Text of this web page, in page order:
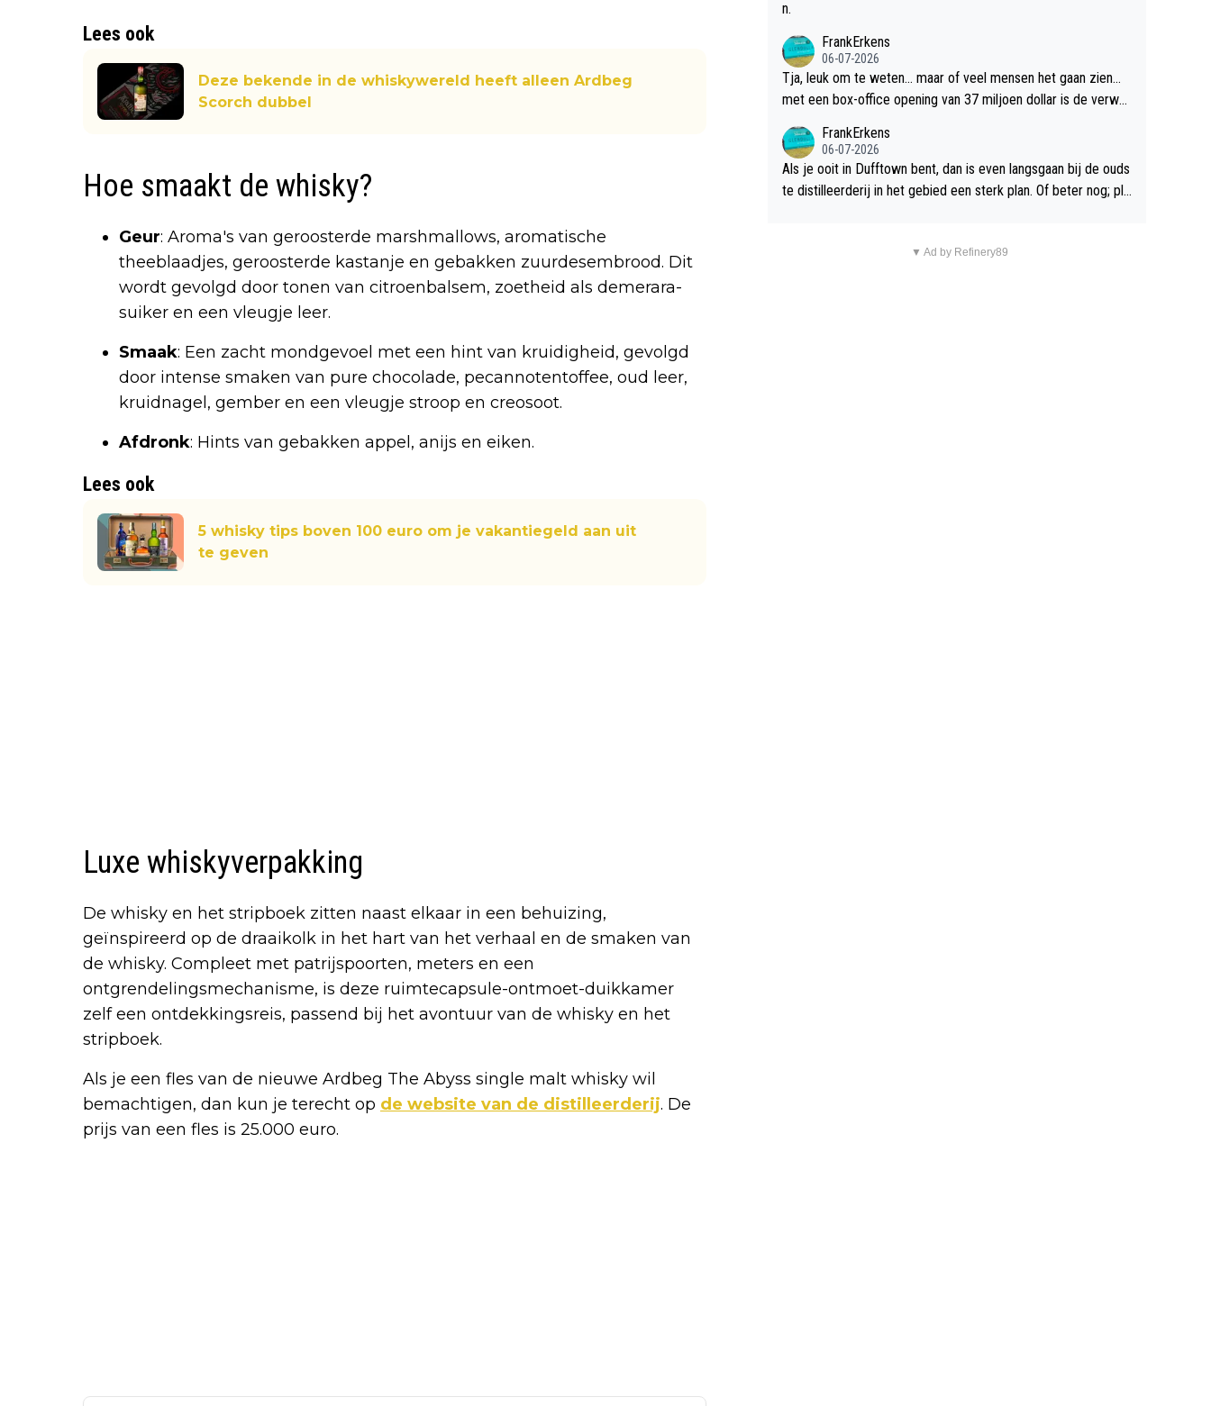
Lees ook
Deze bekende in de whiskywereld heeft alleen Ardbeg
Scorch dubbel
Hoe smaakt de whisky?
Geur: Aroma's van geroosterde marshmallows, aromatische
theeblaadjes, geroosterde kastanje en gebakken zuurdesembrood. Dit
wordt gevolgd door tonen van citroenbalsem, zoetheid als demerara-
suiker en een vleugje leer.
Smaak: Een zacht mondgevoel met een hint van kruidigheid, gevolgd
door intense smaken van pure chocolade, pecannotentoffee, oud leer,
kruidnagel, gember en een vleugje stroop en creosoot.
Afdronk: Hints van gebakken appel, anijs en eiken.
Lees ook
5 whisky tips boven 100 euro om je vakantiegeld aan uit
te geven
Luxe whiskyverpakking
De whisky en het stripboek zitten naast elkaar in een behuizing,
geïnspireerd op de draaikolk in het hart van het verhaal en de smaken van
de whisky. Compleet met patrijspoorten, meters en een
ontgrendelingsmechanisme, is deze ruimtecapsule-ontmoet-duikkamer
zelf een ontdekkingsreis, passend bij het avontuur van de whisky en het
stripboek.
Als je een fles van de nieuwe Ardbeg The Abyss single malt whisky wil
bemachtigen, dan kun je terecht op de website van de distilleerderij. De
prijs van een fles is 25.000 euro.
n.
FrankErkens
06-07-2026
Tja, leuk om te weten... maar of veel mensen het gaan zien...
met een box-office opening van 37 miljoen dollar is de verwa
FrankErkens
06-07-2026
Als je ooit in Dufftown bent, dan is even langsgaan bij de ouds
te distilleerderij in het gebied een sterk plan. Of beter nog; pla
▼ Ad by Refinery89